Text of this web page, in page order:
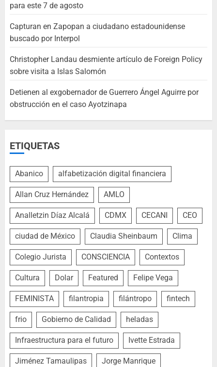
para este 7 de agosto
Capturan en Zapopan a ciudadano estadounidense
buscado por Interpol
Christopher Landau desmiente artículo de Foreign Policy
sobre visita a Islas Salomón
Detienen al exgobernador de Guerrero Ángel Aguirre por
obstrucción en el caso Ayotzinapa
ETIQUETAS
Abanico alfabetización digital financiera
Allan Cruz Hernández AMLO
Analletzin Díaz Alcalá CDMX CECANI CEO
ciudad de México Claudia Sheinbaum Clima
Colegio Jurista CONSCIENCIA Contextos
Cultura Dolar Featured Felipe Vega
FEMINISTA filantropia filántropo fintech
frio Gobierno de Calidad heladas
Infraestructura para el futuro Ivette Estrada
Jiménez Tamaulipas Jorge Manrique